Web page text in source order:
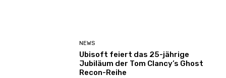
NEWS
Ubisoft feiert das 25-jährige
Jubiläum der Tom Clancy’s Ghost
Recon-Reihe